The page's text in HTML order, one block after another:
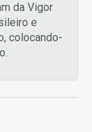
da Vigor
e
colocando-